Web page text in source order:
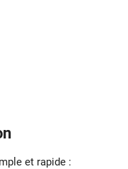
et rapide :